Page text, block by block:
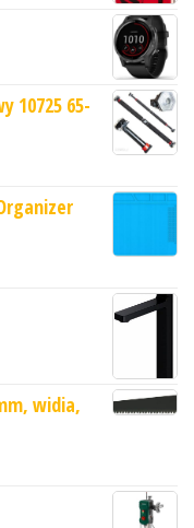
10725 65-
widia,